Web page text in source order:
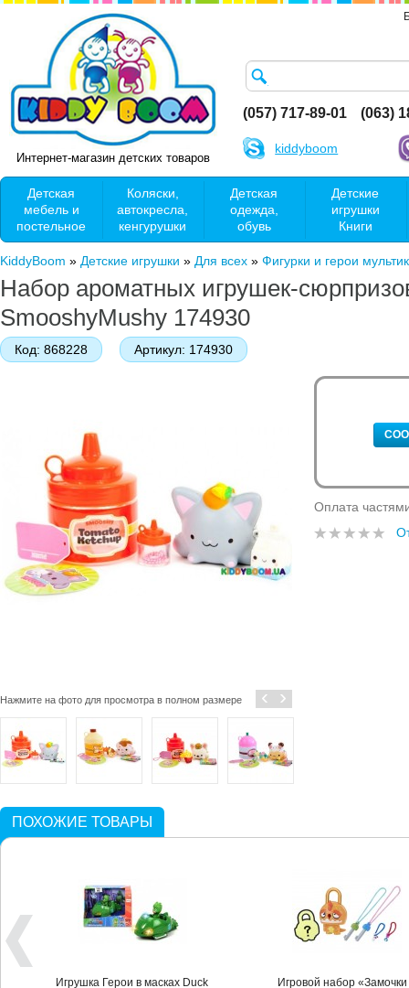
Интернет-магазин детских товаров
(057) 717-89-01 (063)
kiddyboom
Детская
мебель и
постельное
Коляски,
автокресла,
кенгурушки
Детская
одежда,
обувь
Детские
игрушки
Книги
KiddyBoom » Детские игрушки » Для всех » Фигурки и герои
Набор ароматных игрушек-
SmooshyMushy 174930
Код: 868228 Артикул: 174930
Нажмите на фото для просмотра в полном размере ‹ ›
Оплата
ПОХОЖИЕ ТОВАРЫ
Игрушка Герои в масках Duck
Игровой набор «Замочки